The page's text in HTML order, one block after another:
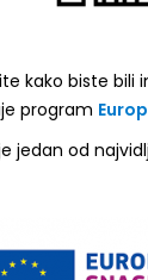
kako biste
program
jedan od